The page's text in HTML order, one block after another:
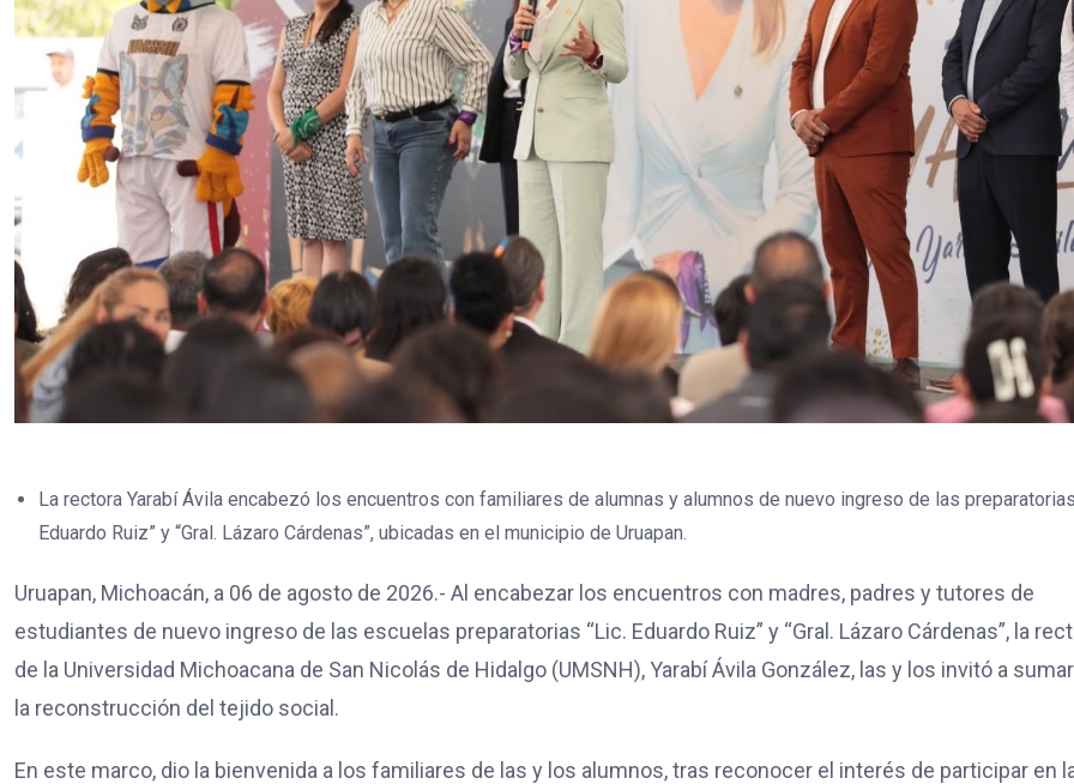
La rectora Yarabí Ávila encabezó los encuentros con familiares de alumnas y alumnos de nuevo ingreso de las
Eduardo Ruiz” y “Gral. Lázaro Cárdenas”, ubicadas en el municipio de Uruapan.
Uruapan, Michoacán, a 06 de agosto de 2026.- Al encabezar los encuentros con madres, padres y tutores de
estudiantes de nuevo ingreso de las escuelas preparatorias “Lic. Eduardo Ruiz” y “Gral. Lázaro Cárdenas”, la
de la Universidad Michoacana de San Nicolás de Hidalgo (UMSNH), Yarabí Ávila González, las y los invitó a
la reconstrucción del tejido social.
En este marco, dio la bienvenida a los familiares de las y los alumnos, tras reconocer el interés de participar en